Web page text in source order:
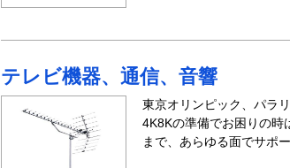
テレビ機器、通信、音響
東京オリンピック、パラ
4K8Kの準備でお困りの時
まで、あらゆる面でサポ